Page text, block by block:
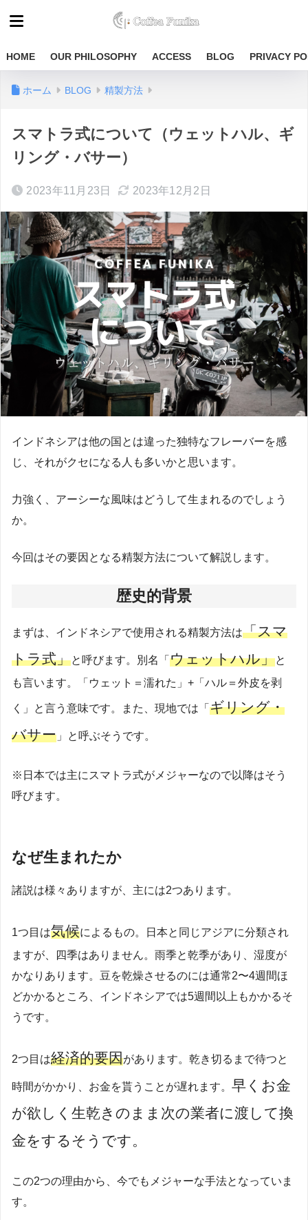
HOME OUR PHILOSOPHY ACCESS BLOG PRIVACY
ホーム BLOG 精製方法
スマトラ式について（ウェットハル、ギ
リング・バサー）
2023年11月23日 2023年12月2日
インドネシアは他の国とは違った独特なフレーバーを感
じ、それがクセになる人も多いかと思います。
力強く、アーシーな風味はどうして生まれるのでしょう
か。
今回はその要因となる精製方法について解説します。
歴史的背景
まずは、インドネシアで使用される精製方法は「スマ
トラ式」と呼びます。別名「 ウェットハル」と
も言います。「ウェット＝濡れた」+「ハル＝外皮を剥
く」と言う意味です。また、現地では「 ギリング・
バサー 」と呼ぶそうです。
※日本では主にスマトラ式がメジャーなので以降はそう
呼びます。
なぜ生まれたか
諸説は様々ありますが、主には2つあります。
1つ目は気候によるもの。日本と同じアジアに分類され
ますが、四季はありません。雨季と乾季があり、湿度が
かなりあります。豆を乾燥させるのには通常2〜4週間ほ
どかかるところ、インドネシアでは5週間以上もかかるそ
うです。
2つ目は経済的要因があります。乾き切るまで待つと
時間がかかり、お金を貰うことが遅れます。 早くお金
が欲しく生乾きのまま次の業者に渡して換
金をするそうです。
この2つの理由から、今でもメジャーな手法となっていま
す。